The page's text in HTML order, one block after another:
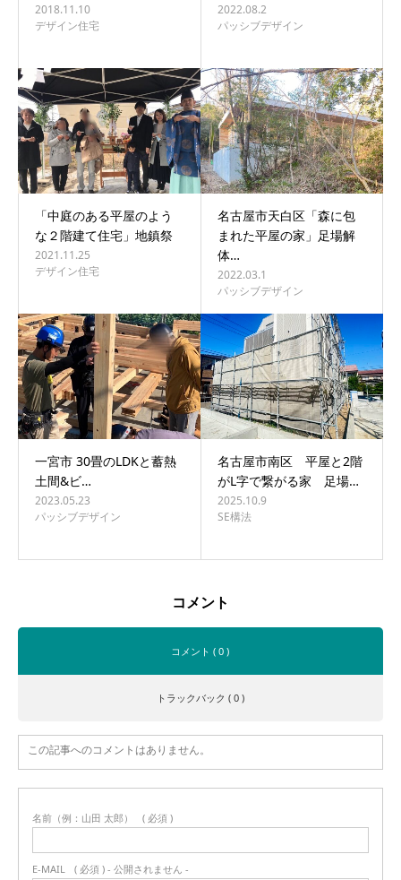
2018.11.10
デザイン住宅
2022.08.2
パッシブデザイン
「中庭のある平屋のよう
な２階建て住宅」地鎮祭
2021.11.25
デザイン住宅
名古屋市天白区「森に包
まれた平屋の家」足場解
体…
2022.03.1
パッシブデザイン
一宮市 30畳のLDKと蓄熱
土間&ビ…
2023.05.23
パッシブデザイン
名古屋市南区 平屋と2階
がL字で繋がる家 足場…
2025.10.9
SE構法
コメント
コメント ( 0 )
トラックバック ( 0 )
この記事へのコメントはありません。
名前（例：山田 太郎） ( 必須 )
E-MAIL ( 必須 ) - 公開されません -